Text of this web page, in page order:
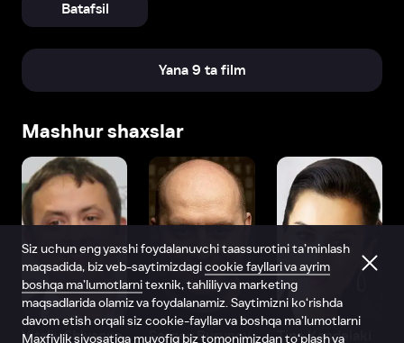
Batafsil
Yana 9 ta film
Mashhur shaxslar
Vitaliy Shlyappo Sergey Burunov Tina Kandelaki
Siz uchun eng yaxshi foydalanuvchi taassurotini ta’minlash
maqsadida, biz veb-saytimizdagicookie fayllari va ayrim
boshqa ma’lumotlarnitexnik, tahliliy va marketing
maqsadlarida olamiz va foydalanamiz. Saytimizni ko‘rishda
davom etish orqali siz cookie-fayllar va boshqa ma’lumotlarni
Maxfiylik siyosatiga muvofiq biz tomonimizdan to‘plash va